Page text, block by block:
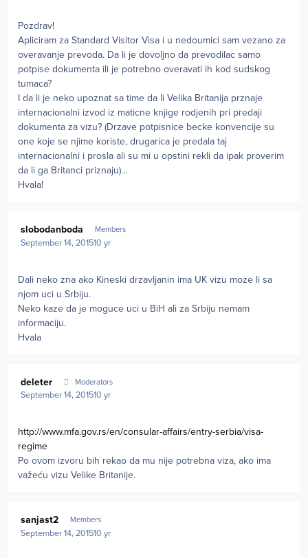
Pozdrav!
Apliciram za Standard Visitor Visa i u nedoumici sam vezano za
overavanje prevoda. Da li je dovoljno da prevodilac samo
potpise dokumenta ili je potrebno overavati ih kod sudskog
tumaca?
I da li je neko upoznat sa time da li Velika Britanija prznaje
internacionalni izvod iz maticne knjige rodjenih pri predaji
dokumenta za vizu? (Drzave potpisnice becke konvencije su
one koje se njime koriste, drugarica je predala taj
internacionalni i prosla ali su mi u opstini rekli da ipak proverim
da li ga Britanci priznaju)...
Hvala!
slobodanboda Members
September 14, 201510 yr
Dali neko zna ako Kineski drzavljanin ima UK vizu moze li sa
njom uci u Srbiju.
Neko kaze da je moguce uci u BiH ali za Srbiju nemam
informaciju.
Hvala
deleter Moderators
September 14, 201510 yr
http://www.mfa.gov.rs/en/consular-affairs/entry-serbia/visa-
regime
Po ovom izvoru bih rekao da mu nije potrebna viza, ako ima
važeću vizu Velike Britanije.
sanjast2 Members
September 14, 201510 yr